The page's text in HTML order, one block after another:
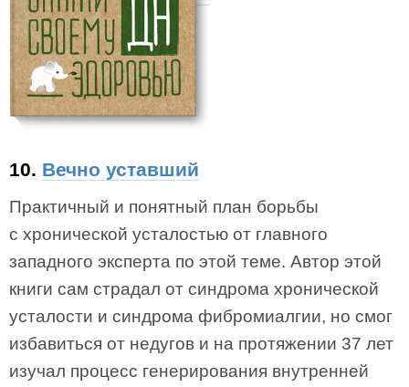
10. Вечно уставший
Практичный и понятный план борьбы
с хронической усталостью от главного
западного эксперта по этой теме. Автор этой
книги сам страдал от синдрома хронической
усталости и синдрома фибромиалгии, но смог
избавиться от недугов и на протяжении 37 лет
изучал процесс генерирования внутренней